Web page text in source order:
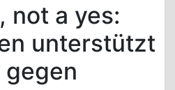
not a yes:
unterstützt
gegen